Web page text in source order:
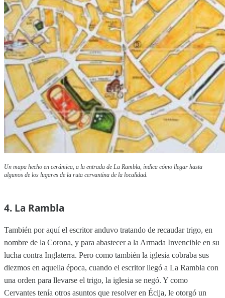
Un mapa hecho en cerámica, a la entrada de La Rambla, indica cómo llegar hasta
algunos de los lugares de la ruta cervantina de la localidad.
4. La Rambla
También por aquí el escritor anduvo tratando de recaudar trigo, en
nombre de la Corona, y para abastecer a la Armada Invencible en su
lucha contra Inglaterra. Pero como también la iglesia cobraba sus
diezmos en aquella época, cuando el escritor llegó a La Rambla con
una orden para llevarse el trigo, la iglesia se negó. Y como
Cervantes tenía otros asuntos que resolver en Écija, le otorgó un